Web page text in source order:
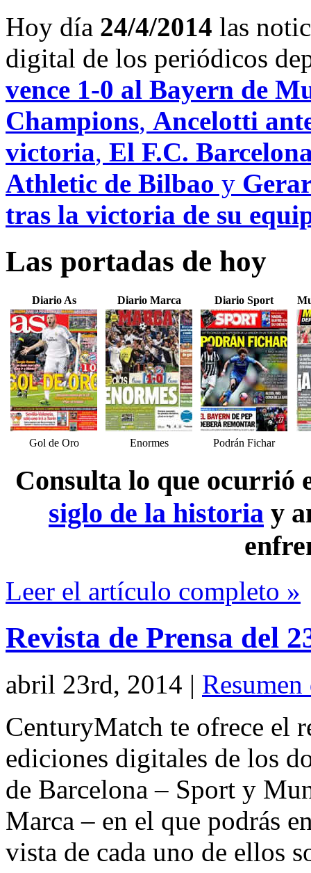
Hoy día 24/4/2014 las
digital de los periódicos
vence 1-0 al Bayern de
Champions, Ancelotti
victoria, El F.C.
Athletic de Bilbao y
tras la victoria de su
Las portadas de hoy
Diario As Diario Marca Diario Sport
Gol de Oro Enormes Podrán Fichar
Consulta lo que ocurrió
siglo de la historia y
Leer el artículo completo »
Revista de Prensa del
abril 23rd, 2014 | Resumen
CenturyMatch te ofrece el
ediciones digitales de los
de Barcelona – Sport y
Marca – en el que podrás
vista de cada uno de ellos